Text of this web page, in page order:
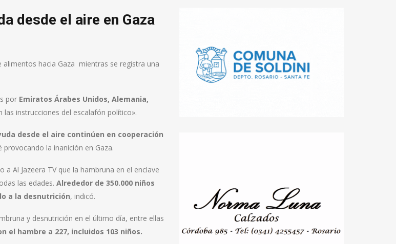
desde el aire en Gaza
hacia Gaza mientras se registra una
por Emiratos Árabes Unidos, Alemania,
instrucciones del escalafón político».
desde el aire continúen en cooperación
la inanición en Gaza.
a Al Jazeera TV que la hambruna en el enclave
las edades. Alrededor de 350.000 niños
a la desnutrición, indicó.
y desnutrición en el último día, entre ellas
hambre a 227, incluidos 103 niños.